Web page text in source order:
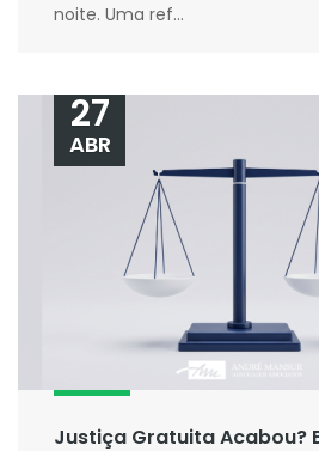
noite. Uma ref...
Justiça Gratuita Acabou?
27
ABR